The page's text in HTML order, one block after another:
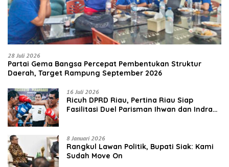
28 Juli 2026
Partai Gema Bangsa Percepat Pembentukan Struktur
Daerah, Target Rampung September 2026
16 Juli 2026
‎Ricuh DPRD Riau, Pertina Riau Siap
Fasilitasi Duel Parisman Ihwan dan Indra
8 Januari 2026
Rangkul Lawan Politik, Bupati Siak: Kami
Sudah Move On